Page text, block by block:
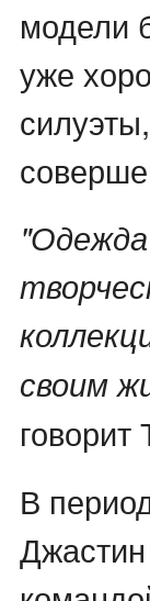
модели
уже
своим
В